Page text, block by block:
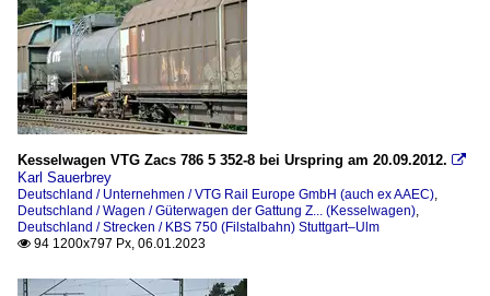
Kesselwagen VTG Zacs 786 5 352-8 bei Urspring am 20.09.2012. 
Karl Sauerbrey
Deutschland / Unternehmen / VTG Rail Europe GmbH (auch ex AAEC),
Deutschland / Wagen / Güterwagen der Gattung Z... (Kesselwagen),
Deutschland / Strecken / KBS 750 (Filstalbahn) Stuttgart–Ulm
 94 1200x797 Px, 06.01.2023